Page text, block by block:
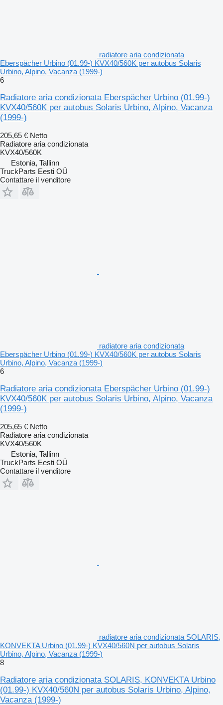
radiatore aria condizionata
Eberspächer Urbino (01.99-) KVX40/560K per autobus Solaris
Urbino, Alpino, Vacanza (1999-)
6
Radiatore aria condizionata Eberspächer Urbino (01.99-)
KVX40/560K per autobus Solaris Urbino, Alpino, Vacanza
(1999-)
205,65 € Netto
Radiatore aria condizionata
KVX40/560K
Estonia, Tallinn
TruckParts Eesti OÜ
Contattare il venditore
radiatore aria condizionata
Eberspächer Urbino (01.99-) KVX40/560K per autobus Solaris
Urbino, Alpino, Vacanza (1999-)
6
Radiatore aria condizionata Eberspächer Urbino (01.99-)
KVX40/560K per autobus Solaris Urbino, Alpino, Vacanza
(1999-)
205,65 € Netto
Radiatore aria condizionata
KVX40/560K
Estonia, Tallinn
TruckParts Eesti OÜ
Contattare il venditore
radiatore aria condizionata SOLARIS,
KONVEKTA Urbino (01.99-) KVX40/560N per autobus Solaris
Urbino, Alpino, Vacanza (1999-)
8
Radiatore aria condizionata SOLARIS, KONVEKTA Urbino
(01.99-) KVX40/560N per autobus Solaris Urbino, Alpino,
Vacanza (1999-)